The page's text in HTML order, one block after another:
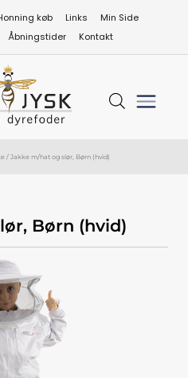
køb Links
Min Side
Åbningstider Kontakt
/ Jakke m/hat og slør, Børn (hvid)
Børn (hvid)